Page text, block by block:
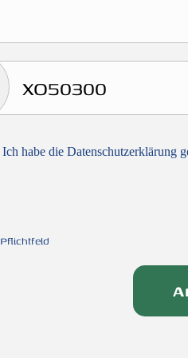
Ich habe die Datenschutzerklärung
Pflichtfeld